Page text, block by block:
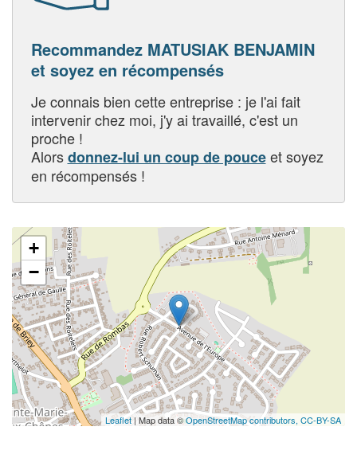
Recommandez MATUSIAK BENJAMIN
et soyez en récompensés
Je connais bien cette entreprise : je l'ai fait
intervenir chez moi, j'y ai travaillé, c'est un
proche !
Alorsdonnez-lui un coup de pouceet soyez
en récompensés !
+
−
Leaflet | Map data ©OpenStreetMap contributors, CC-BY-SA